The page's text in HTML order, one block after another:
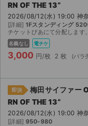
RN OF THE 13”
2026/08/12(水) 19:00 神
[詳細] 1Fスタンディング 520
チケットぴあにて分配します。
名義なし 電チケ
3,000 円/枚 2 枚
即決
梅田サイファー
RN OF THE 13”
2026/08/12(水) 19:00 神
[詳細] 950-980